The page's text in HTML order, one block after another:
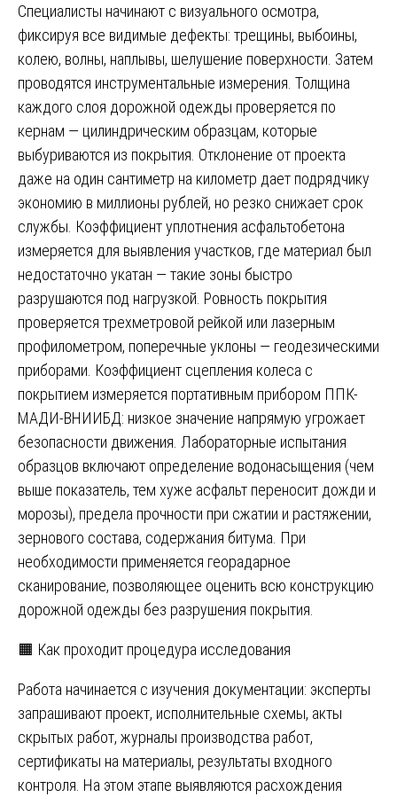
Специалисты начинают с визуального осмотра,
фиксируя все видимые дефекты: трещины, выбоины,
колею, волны, наплывы, шелушение поверхности. Затем
проводятся инструментальные измерения. Толщина
каждого слоя дорожной одежды проверяется по
кернам — цилиндрическим образцам, которые
выбуриваются из покрытия. Отклонение от проекта
даже на один сантиметр на километр дает подрядчику
экономию в миллионы рублей, но резко снижает срок
службы. Коэффициент уплотнения асфальтобетона
измеряется для выявления участков, где материал был
недостаточно укатан — такие зоны быстро
разрушаются под нагрузкой. Ровность покрытия
проверяется трехметровой рейкой или лазерным
профилометром, поперечные уклоны — геодезическими
приборами. Коэффициент сцепления колеса с
покрытием измеряется портативным прибором ППК-
МАДИ-ВНИИБД: низкое значение напрямую угрожает
безопасности движения. Лабораторные испытания
образцов включают определение водонасыщения (чем
выше показатель, тем хуже асфальт переносит дожди и
морозы), предела прочности при сжатии и растяжении,
зернового состава, содержания битума. При
необходимости применяется георадарное
сканирование, позволяющее оценить всю конструкцию
дорожной одежды без разрушения покрытия.
🟧 Как проходит процедура исследования
Работа начинается с изучения документации: эксперты
запрашивают проект, исполнительные схемы, акты
скрытых работ, журналы производства работ,
сертификаты на материалы, результаты входного
контроля. На этом этапе выявляются расхождения